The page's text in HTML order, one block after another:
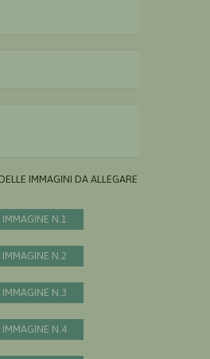
IMMAGINI DA ALLEGARE AL
IMMAGINE N.1
IMMAGINE N.2
IMMAGINE N.3
IMMAGINE N.4